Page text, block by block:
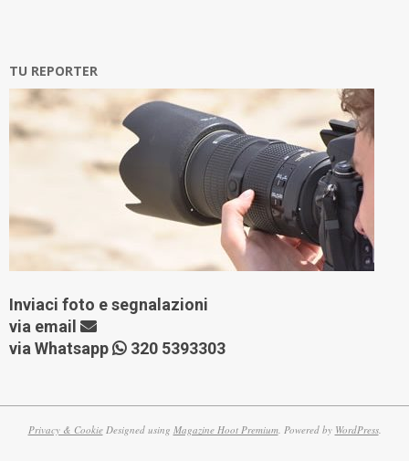
TU REPORTER
Inviaci foto e segnalazioni
via email
via Whatsapp
320 5393303
Privacy & CookieDesigned using Magazine Hoot Premium. Powered by WordPress.